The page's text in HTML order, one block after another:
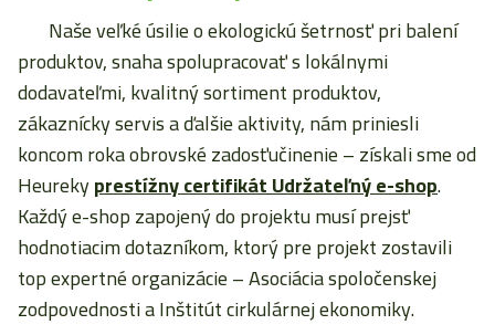
Naše veľké úsilie o ekologickú šetrnosť pri balení
produktov, snaha spolupracovať s lokálnymi
dodavateľmi, kvalitný sortiment produktov,
zákaznícky servis a ďalšie aktivity, nám priniesli
koncom roka obrovské zadosťučinenie – získali sme od
Heurekyprestížny certifikát Udržateľný e-shop.
Každý e-shop zapojený do projektu musí prejsť
hodnotiacim dotazníkom, ktorý pre projekt zostavili
top expertné organizácie – Asociácia spoločenskej
zodpovednosti a Inštitút cirkulárnej ekonomiky.